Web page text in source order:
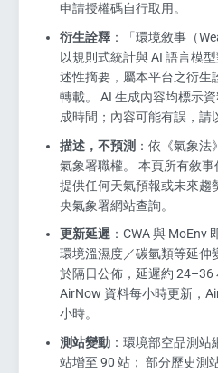
申請授權碼自行取用。
衍生詮釋 ：「環境敘事（
以規則式統計與 AI 語言模
述性摘要，屬本平台之衍生
轉載。 AI 生成內容均標示
成時間；內容可能有誤，請
描述，不預測 ：依《氣象
氣象署職權。 本頁所有敘事
提供任何天氣預報或未來趨
央氣象署網站查詢。
更新延遲 ：CWA 與 MoEnv
環境溫濕度／碳氫類等延伸
於隔日公佈，延遲約 24–36
AirNow 資料每小時更新，
小時。
測站變動 ：環境部空品測
站增至 90 站； 部分歷史測